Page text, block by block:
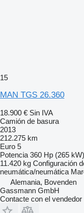
15
MAN TGS 26.360
18.900 € Sin IVA
Camión de basura
2013
212.275 km
Euro 5
Potencia 360 Hp (265 kW)
11.420 kg Configuración
neumática/neumática
Alemania, Bovenden
Gassmann GmbH
Contacte con el vendedor